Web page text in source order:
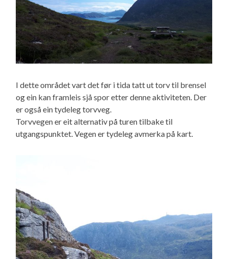
I dette området vart det før i tida tatt ut torv til brensel
og ein kan framleis sjå spor etter denne aktiviteten. Der
er også ein tydeleg torvveg.
Torvvegen er eit alternativ på turen tilbake til
utgangspunktet. Vegen er tydeleg avmerka på kart.